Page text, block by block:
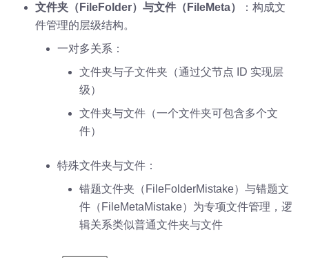
文件夹（FileFolder）与文件（FileMeta）
：构成文
件管理的层级结构。
一对多关系：
文件夹与子文件夹（通过父节点 ID 实现层
级）
文件夹与文件（一个文件夹可包含多个文
件）
特殊文件夹与文件：
错题文件夹（FileFolderMistake）与错题文
件（FileMetaMistake）为专项文件管理，逻
辑关系类似普通文件夹与文件